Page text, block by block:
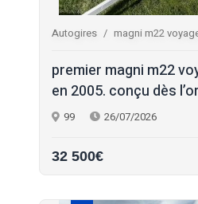
Autogires magni m22
premier magni m22
en 2005. conçu dès
99 26/07/2026
32 500€